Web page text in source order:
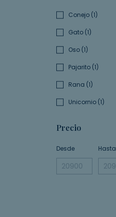
Conejo (1)
Gato (1)
Oso (1)
Pajarito (1)
Rana (1)
Unicornio (1)
Precio
Desde Hasta